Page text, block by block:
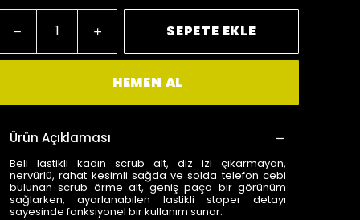
SEPETE EKLE
HEMEN AL
Ürün Açıklaması
Beli lastikli kadın scrub alt, diz izi çıkarmayan,
nervürlü, rahat kesimli sağda ve solda telefon cebi
bulunan scrub örme alt, geniş paça bir görünüm
sağlarken, ayarlanabilen lastikli stoper detayı
sayesinde fonksiyonel bir kullanım sunar.